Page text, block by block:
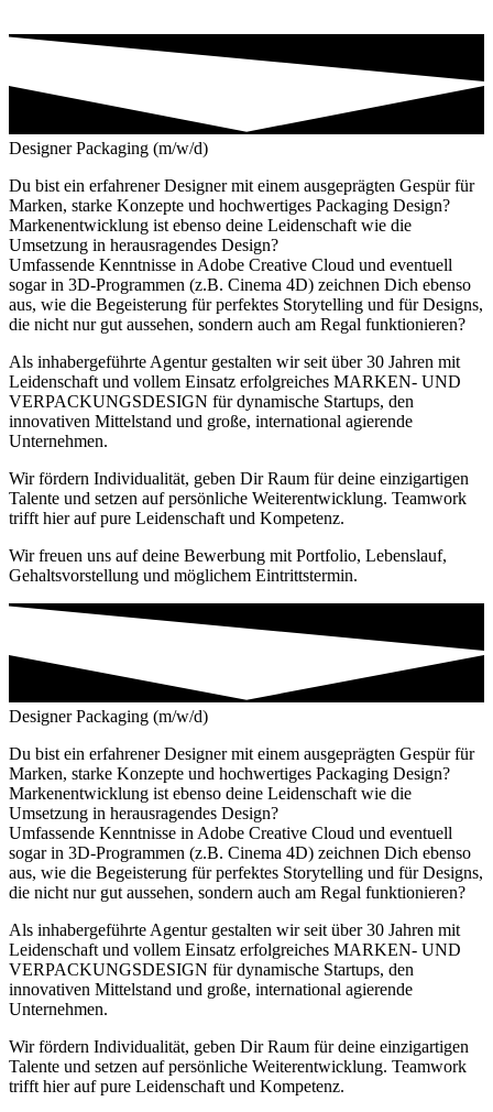
Designer Packaging (m/w/d)
Du bist ein erfahrener Designer mit einem ausgeprägten Gespür für
Marken, starke Konzepte und hochwertiges Packaging Design?
Markenentwicklung ist ebenso deine Leidenschaft wie die
Umsetzung in herausragendes Design?
Umfassende Kenntnisse in Adobe Creative Cloud und eventuell
sogar in 3D-Programmen (z.B. Cinema 4D) zeichnen Dich ebenso
aus, wie die Begeisterung für perfektes Storytelling und für Designs,
die nicht nur gut aussehen, sondern auch am Regal funktionieren?
Als inhabergeführte Agentur gestalten wir seit über 30 Jahren mit
Leidenschaft und vollem Einsatz erfolgreiches MARKEN- UND
VERPACKUNGSDESIGN für dynamische Startups, den
innovativen Mittelstand und große, international agierende
Unternehmen.
Wir fördern Individualität, geben Dir Raum für deine einzigartigen
Talente und setzen auf persönliche Weiterentwicklung. Teamwork
trifft hier auf pure Leidenschaft und Kompetenz.
Wir freuen uns auf deine Bewerbung mit Portfolio, Lebenslauf,
Gehaltsvorstellung und möglichem Eintrittstermin.
Designer Packaging (m/w/d)
Du bist ein erfahrener Designer mit einem ausgeprägten Gespür für
Marken, starke Konzepte und hochwertiges Packaging Design?
Markenentwicklung ist ebenso deine Leidenschaft wie die
Umsetzung in herausragendes Design?
Umfassende Kenntnisse in Adobe Creative Cloud und eventuell
sogar in 3D-Programmen (z.B. Cinema 4D) zeichnen Dich ebenso
aus, wie die Begeisterung für perfektes Storytelling und für Designs,
die nicht nur gut aussehen, sondern auch am Regal funktionieren?
Als inhabergeführte Agentur gestalten wir seit über 30 Jahren mit
Leidenschaft und vollem Einsatz erfolgreiches MARKEN- UND
VERPACKUNGSDESIGN für dynamische Startups, den
innovativen Mittelstand und große, international agierende
Unternehmen.
Wir fördern Individualität, geben Dir Raum für deine einzigartigen
Talente und setzen auf persönliche Weiterentwicklung. Teamwork
trifft hier auf pure Leidenschaft und Kompetenz.